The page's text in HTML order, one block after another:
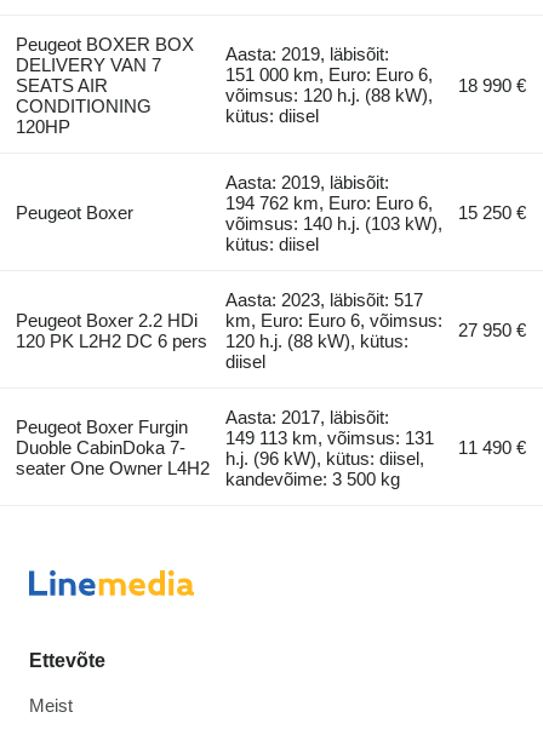
Peugeot BOXER BOX
DELIVERY VAN 7
SEATS AIR
CONDITIONING
120HP
Aasta: 2019, läbisõit:
151 000 km, Euro: Euro 6,
võimsus: 120 h.j. (88 kW),
kütus: diisel
18 990 €
Peugeot Boxer
Aasta: 2019, läbisõit:
194 762 km, Euro: Euro 6,
võimsus: 140 h.j. (103 kW),
kütus: diisel
15 250 €
Peugeot Boxer 2.2 HDi
120 PK L2H2 DC 6 pers
Aasta: 2023, läbisõit: 517
km, Euro: Euro 6, võimsus:
120 h.j. (88 kW), kütus:
diisel
27 950 €
Peugeot Boxer Furgin
Duoble CabinDoka 7-
seater One Owner L4H2
Aasta: 2017, läbisõit:
149 113 km, võimsus: 131
h.j. (96 kW), kütus: diisel,
kandevõime: 3 500 kg
11 490 €
Ettevõte
Meist